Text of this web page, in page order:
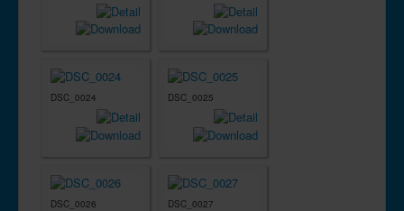
DSC_0024 DSC_0025
DSC_0026 DSC_0027